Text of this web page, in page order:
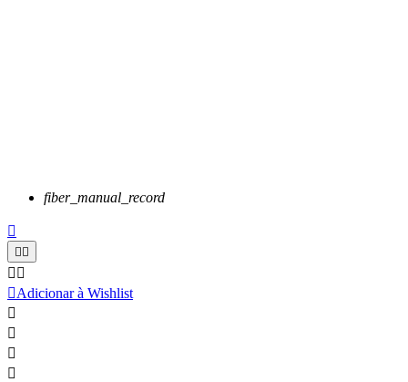
fiber_manual_record

 
 
Adicionar à Wishlist



